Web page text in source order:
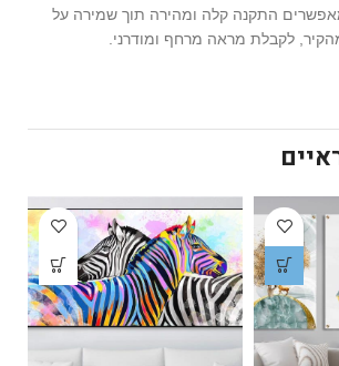
התקנה קלה ומהירה תוך שמירה על